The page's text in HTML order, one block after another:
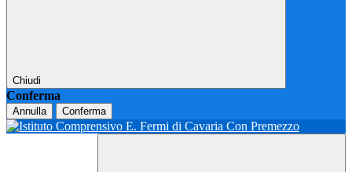
Chiudi
Conferma
Annulla Conferma